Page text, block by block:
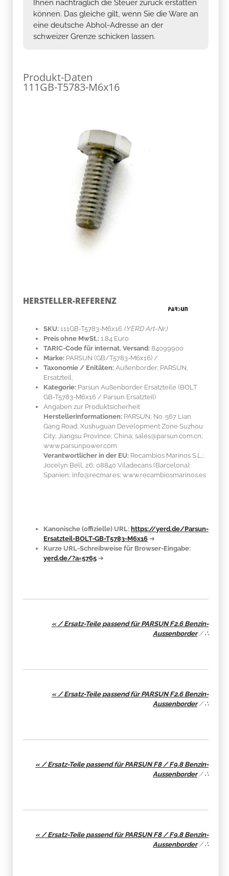
können. Das gleiche gilt, wenn Sie die Ware an
eine deutsche Abhol-Adresse an der
schweizer Grenze schicken lassen.
111GB-T5783-M6x16
Preis ohne MwSt.: 1.84 Euro
TARIC-Code für internat. Versand:
Marke: PARSUN (GB/T5783-M6x16)/
Taxonomie / Enitäten:Außenborder, PARSUN,
Ersatzteil,
Kategorie:
GB-T5783-M6x16 / Parsun Ersatzteil)
Angaben zur Produktsicherheit
Herstellerinformationen:PARSUN; No. 567 Lian
Gang Road; Xushuguan Development Zone Suzhou
City; Jiangsu Province; China; sales@parsun.com.cn;
www.parsunpower.com
Verantwortlicher in der EU:
Jocelyn Bell, 26; 08840 Viladecans (Barcelona);
Spanien; info@recmar.es; www.recambiosmarinos.es
Ersatzteil-BOLT-GB-T5783-M6x16➔
Kurze URL-Schreibweise für Browser-Eingabe:
yerd.de/?a=5765➔
Aussenborder/∴
Aussenborder/∴
Aussenborder/∴
Aussenborder/∴